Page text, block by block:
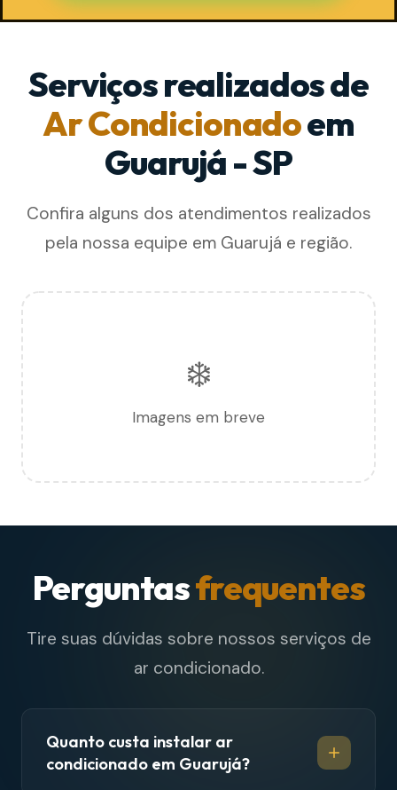
Serviços realizados de
Ar Condicionadoem
Guarujá - SP
Confira alguns dos atendimentos realizados
pela nossa equipe em Guarujá e região.
❄️
Imagens em breve
Perguntasfrequentes
Tire suas dúvidas sobre nossos serviços de
ar condicionado.
Quanto custa instalar ar
condicionado em Guarujá?